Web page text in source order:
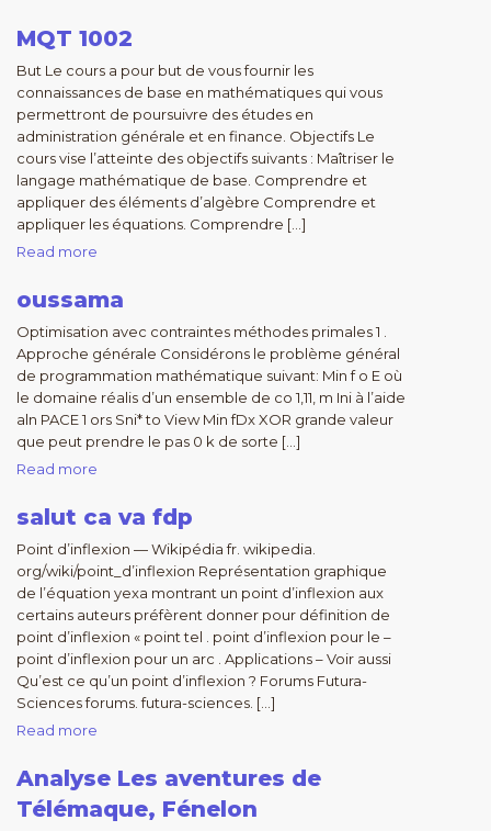
MQT 1002
But Le cours a pour but de vous fournir les
connaissances de base en mathématiques qui vous
permettront de poursuivre des études en
administration générale et en finance. Objectifs Le
cours vise l’atteinte des objectifs suivants : Maîtriser le
langage mathématique de base. Comprendre et
appliquer des éléments d’algèbre Comprendre et
appliquer les équations. Comprendre […]
Read more
oussama
Optimisation avec contraintes méthodes primales 1 .
Approche générale Considérons le problème général
de programmation mathématique suivant: Min f o E où
le domaine réalis d’un ensemble de co 1,11, m Ini à l’aide
aln PACE 1 ors Sni* to View Min fDx XOR grande valeur
que peut prendre le pas 0 k de sorte […]
Read more
salut ca va fdp
Point d’inflexion — Wikipédia fr. wikipedia.
org/wiki/point_d’inflexion Représentation graphique
de l’équation yexa montrant un point d’inflexion aux
certains auteurs préfèrent donner pour définition de
point d’inflexion « point tel . point d’inflexion pour le –
point d’inflexion pour un arc . Applications – Voir aussi
Qu’est ce qu’un point d’inflexion ? Forums Futura-
Sciences forums. futura-sciences. […]
Read more
Analyse Les aventures de
Télémaque, Fénelon